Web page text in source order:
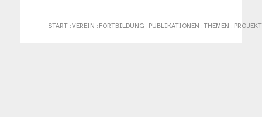
START : VEREIN : FORTBILDUNG : PUBLIKATIONEN : THEMEN :